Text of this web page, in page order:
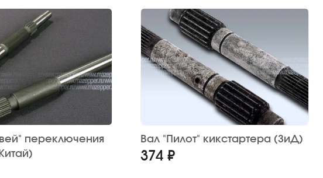
переключения
Вал "Пилот" кикстартера (ЗиД)
374 ₽